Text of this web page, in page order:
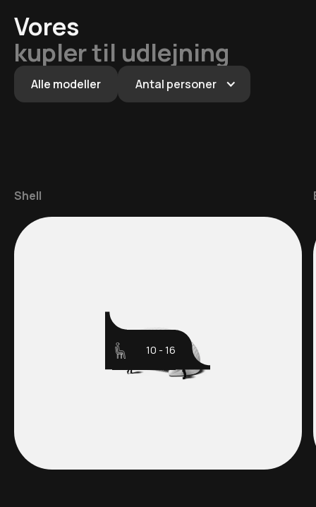
Vores
kupler til udlejning
Alle modeller Antal personer
Shell
10 - 16